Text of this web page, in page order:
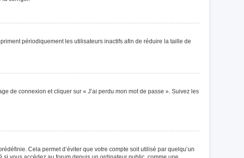
périodiquement les utilisateurs inactifs afin de réduire la taille de
de connexion et cliquer sur « J’ai perdu mon mot de passe ». Suivez les
Cela permet d’éviter que votre compte soit utilisé par quelqu’un